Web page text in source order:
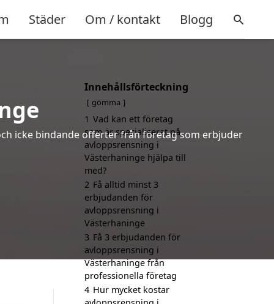
Städer Om / kontakt Blogg
icke bindande offerter från företag som erbjuder
Innehållsförteckning
gömma
1 Vad kan ett företag
som är specialiserat på
avloppsrensning i
Västerhaninge hjälpa till
med?
2 Få alltid minst 3
erbjudanden för
avloppsrensning i
Västerhaninge
3 Få 3 erbjudanden för
avloppsrensning i
Västerhaninge från
professionella företag
4 Hur mycket kostar